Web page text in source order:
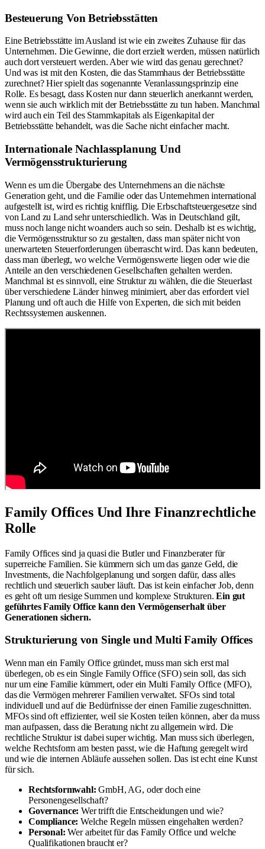
Besteuerung Von Betriebsstätten
Eine Betriebsstätte im Ausland ist wie ein zweites Zuhause für das
Unternehmen. Die Gewinne, die dort erzielt werden, müssen natürlich
auch dort versteuert werden. Aber wie wird das genau gerechnet?
Und was ist mit den Kosten, die das Stammhaus der Betriebsstätte
zurechnet? Hier spielt das sogenannte Veranlassungsprinzip eine
Rolle. Es besagt, dass Kosten nur dann steuerlich anerkannt werden,
wenn sie auch wirklich mit der Betriebsstätte zu tun haben. Manchmal
wird auch ein Teil des Stammkapitals als Eigenkapital der
Betriebsstätte behandelt, was die Sache nicht einfacher macht.
Internationale Nachlassplanung Und
Vermögensstrukturierung
Wenn es um die Übergabe des Unternehmens an die nächste
Generation geht, und die Familie oder das Unternehmen international
aufgestellt ist, wird es richtig knifflig. Die Erbschaftsteuergesetze sind
von Land zu Land sehr unterschiedlich. Was in Deutschland gilt,
muss noch lange nicht woanders auch so sein. Deshalb ist es wichtig,
die Vermögensstruktur so zu gestalten, dass man später nicht von
unerwarteten Steuerforderungen überrascht wird. Das kann bedeuten,
dass man überlegt, wo welche Vermögenswerte liegen oder wie die
Anteile an den verschiedenen Gesellschaften gehalten werden.
Manchmal ist es sinnvoll, eine Struktur zu wählen, die die Steuerlast
über verschiedene Länder hinweg minimiert, aber das erfordert viel
Planung und oft auch die Hilfe von Experten, die sich mit beiden
Rechtssystemen auskennen.
Family Offices Und Ihre Finanzrechtliche
Rolle
Family Offices sind ja quasi die Butler und Finanzberater für
superreiche Familien. Sie kümmern sich um das ganze Geld, die
Investments, die Nachfolgeplanung und sorgen dafür, dass alles
rechtlich und steuerlich sauber läuft. Das ist kein einfacher Job, denn
es geht oft um riesige Summen und komplexe Strukturen.Ein gut
geführtes Family Office kann den Vermögenserhalt über
Generationen sichern.
Strukturierung von Single und Multi Family Offices
Wenn man ein Family Office gründet, muss man sich erst mal
überlegen, ob es ein Single Family Office (SFO) sein soll, das sich
nur um eine Familie kümmert, oder ein Multi Family Office (MFO),
das die Vermögen mehrerer Familien verwaltet. SFOs sind total
individuell und auf die Bedürfnisse der einen Familie zugeschnitten.
MFOs sind oft effizienter, weil sie Kosten teilen können, aber da muss
man aufpassen, dass die Beratung nicht zu allgemein wird. Die
rechtliche Struktur ist dabei super wichtig. Man muss sich überlegen,
welche Rechtsform am besten passt, wie die Haftung geregelt wird
und wie die internen Abläufe aussehen sollen. Das ist echt eine Kunst
für sich.
Rechtsformwahl: GmbH, AG, oder doch eine
Personengesellschaft?
Governance: Wer trifft die Entscheidungen und wie?
Compliance: Welche Regeln müssen eingehalten werden?
Personal: Wer arbeitet für das Family Office und welche
Qualifikationen braucht er?